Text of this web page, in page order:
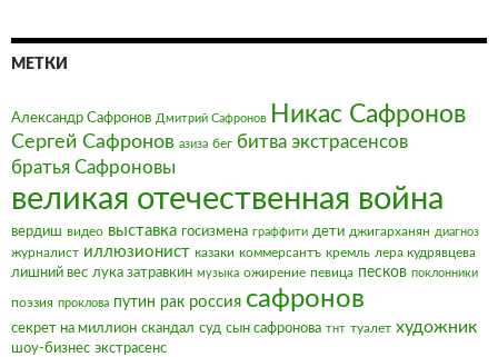
МЕТКИ
Александр Сафронов Дмитрий Сафронов Никас Сафронов
Сергей Сафронов азиза бег битва экстрасенсов
братья Сафроновы
великая отечественная война
вердиш видео выставка госизмена граффити дети джигарханян диагноз
журналист иллюзионист казаки коммерсантъ кремль лера кудрявцева
лишний вес лука затравкин музыка ожирение певица песков поклонники
поэзия проклова путин рак россия сафронов
секрет на миллион скандал суд сын сафронова тнт туалет художник
шоу-бизнес экстрасенс